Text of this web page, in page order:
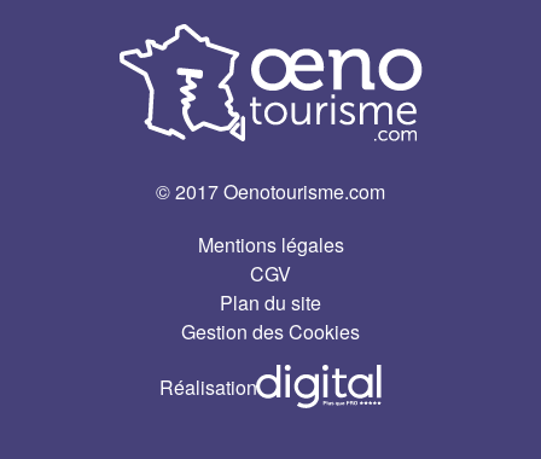
© 2017 Oenotourisme.com
Réalisation
Mentions légales
CGV
Plan du site
Gestion des Cookies